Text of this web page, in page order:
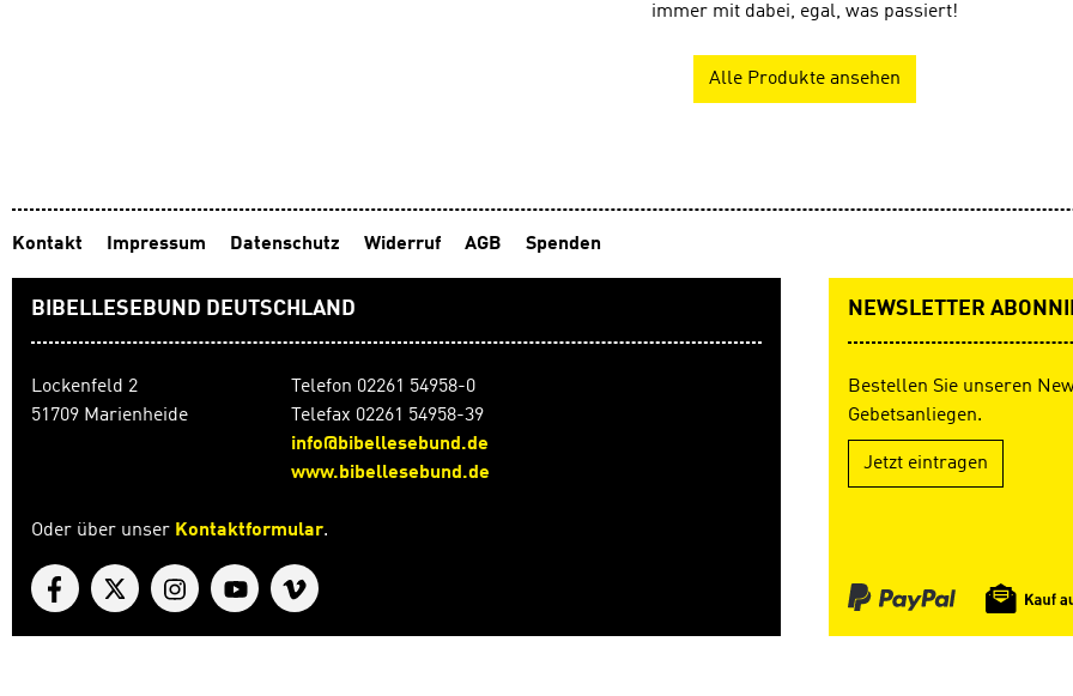
immer mit dabei, egal, was passiert!
Alle Produkte ansehen
Kontakt Impressum Datenschutz Widerruf AGB Spenden
BIBELLESEBUND DEUTSCHLAND
Lockenfeld 2
51709 Marienheide
Telefon 02261 54958-0
Telefax 02261 54958-39
info@bibellesebund.de
www.bibellesebund.de
Oder über unser Kontaktformular.
NEWSLETTER
Bestellen Sie unseren
Gebetsanliegen.
Jetzt eintragen